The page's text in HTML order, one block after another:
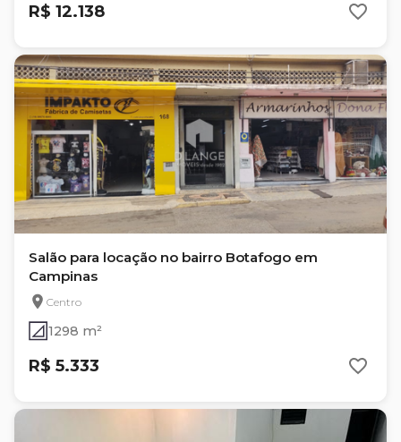
R$ 12.138
Salão para locação no bairro Botafogo em
Campinas
Centro
1298 m²
R$ 5.333